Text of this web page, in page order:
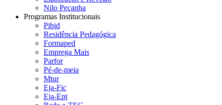
Nilo Peçanha
Programas Institucionais
Pibid
Residência Pedagógica
Formaped
Emprega Mais
Parfor
Pé-de-meia
Mtur
Eja-Fic
Eja-Ept